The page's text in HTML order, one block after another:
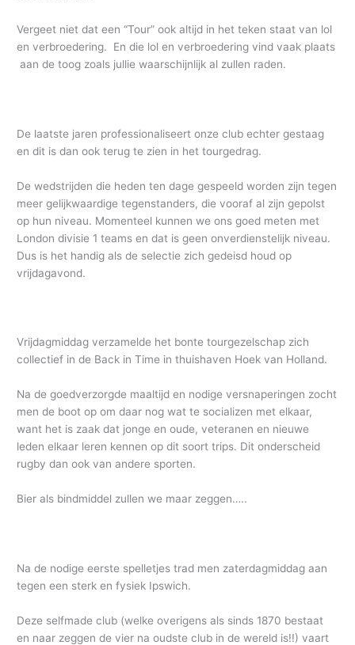
Vergeet niet dat een “Tour” ook altijd in het teken staat van lol
en verbroedering. En die lol en verbroedering vind vaak plaats
aan de toog zoals jullie waarschijnlijk al zullen raden.
De laatste jaren professionaliseert onze club echter gestaag
en dit is dan ook terug te zien in het tourgedrag.
De wedstrijden die heden ten dage gespeeld worden zijn tegen
meer gelijkwaardige tegenstanders, die vooraf al zijn gepolst
op hun niveau. Momenteel kunnen we ons goed meten met
London divisie 1 teams en dat is geen onverdienstelijk niveau.
Dus is het handig als de selectie zich gedeisd houd op
vrijdagavond.
Vrijdagmiddag verzamelde het bonte tourgezelschap zich
collectief in de Back in Time in thuishaven Hoek van Holland.
Na de goedverzorgde maaltijd en nodige versnaperingen zocht
men de boot op om daar nog wat te socializen met elkaar,
want het is zaak dat jonge en oude, veteranen en nieuwe
leden elkaar leren kennen op dit soort trips. Dit onderscheid
rugby dan ook van andere sporten.
Bier als bindmiddel zullen we maar zeggen…..
Na de nodige eerste spelletjes trad men zaterdagmiddag aan
tegen een sterk en fysiek Ipswich.
Deze selfmade club (welke overigens als sinds 1870 bestaat
en naar zeggen de vier na oudste club in de wereld is!!) vaart